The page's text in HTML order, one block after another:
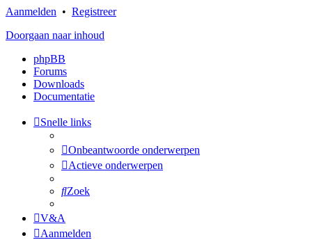
Aanmelden • Registreer
Doorgaan naar inhoud
phpBB
Forums
Downloads
Documentatie
Snelle links
Onbeantwoorde onderwerpen
Actieve onderwerpen
Zoek
V&A
Aanmelden